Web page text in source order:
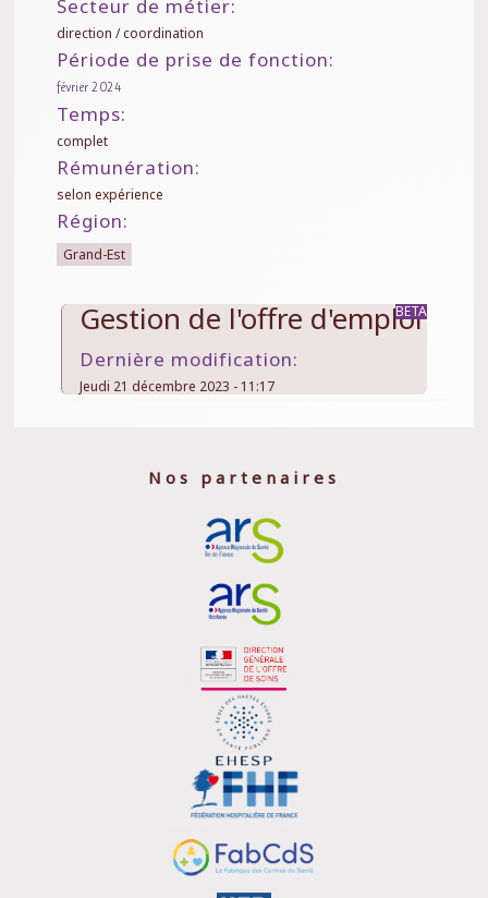
Secteur de métier:
direction / coordination
Période de prise de fonction:
février 2024
Temps:
complet
Rémunération:
selon expérience
Région:
Grand-Est
Gestion de l'offre d'emploi
Dernière modification:
Jeudi 21 décembre 2023 - 11:17
Nos partenaires